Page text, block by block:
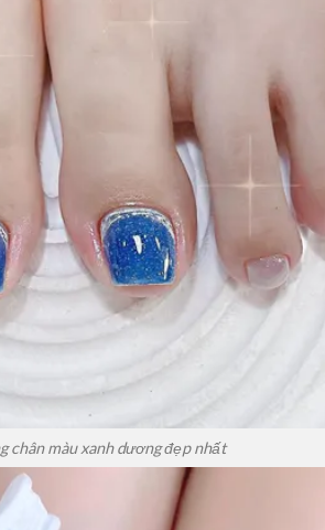
chân màu xanh dương đẹp nhất